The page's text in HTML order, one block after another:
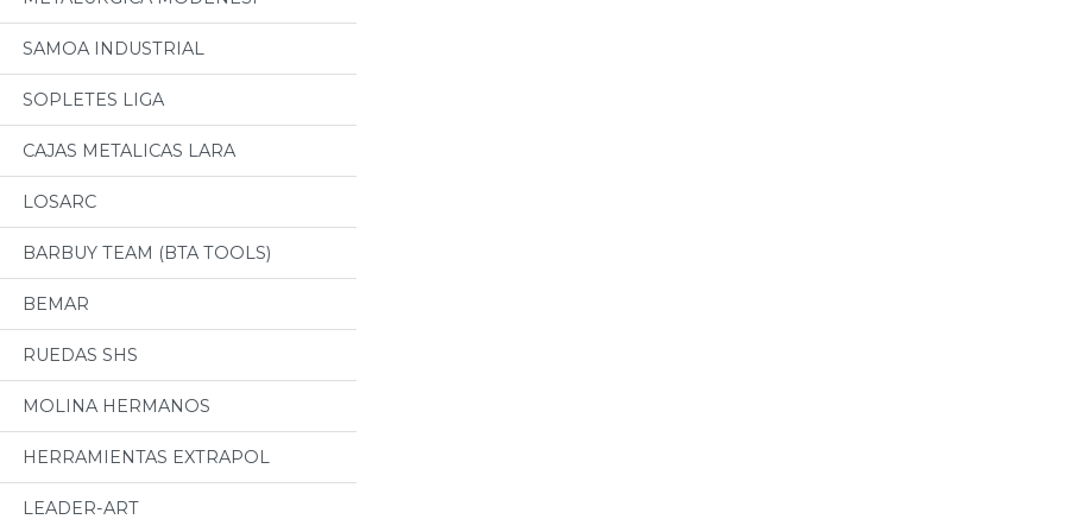
SAMOA INDUSTRIAL
SOPLETES LIGA
CAJAS METALICAS LARA
LOSARC
BARBUY TEAM (BTA TOOLS)
BEMAR
RUEDAS SHS
MOLINA HERMANOS
HERRAMIENTAS EXTRAPOL
LEADER-ART